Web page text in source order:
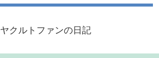
ヤクルトファンの日記